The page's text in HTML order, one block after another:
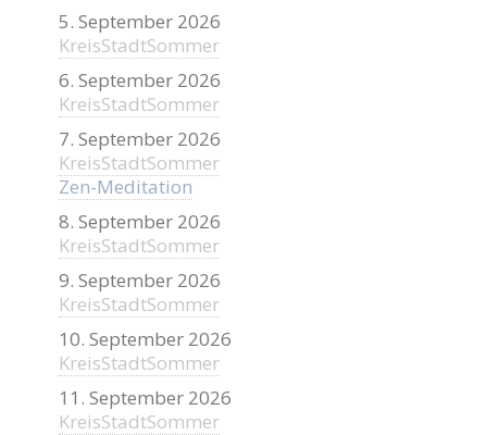
5. September 2026
KreisStadtSommer
6. September 2026
KreisStadtSommer
7. September 2026
KreisStadtSommer
Zen-Meditation
8. September 2026
KreisStadtSommer
9. September 2026
KreisStadtSommer
10. September 2026
KreisStadtSommer
11. September 2026
KreisStadtSommer